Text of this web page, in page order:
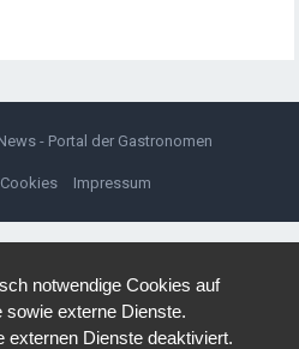
- Portal der Gastronomen
Impressum
notwendige Cookies auf
sowie externe Dienste.
externen Dienste deaktiviert.